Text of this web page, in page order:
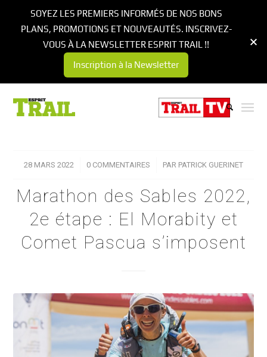
28 MARS 2022
/ 0 COMMENTAIRES
/ PAR PATRICK GUERINET
Marathon des Sables 2022,
2e étape : El Morabity et
Comet Pascua s’imposent
SOYEZ LES PREMIERS INFORMÉS DE NOS BONS
PLANS, PROMOTIONS ET NOUVEAUTÉS. INSCRIVEZ-
VOUS À LA NEWSLETTER ESPRIT TRAIL !!
Inscription à la Newsletter